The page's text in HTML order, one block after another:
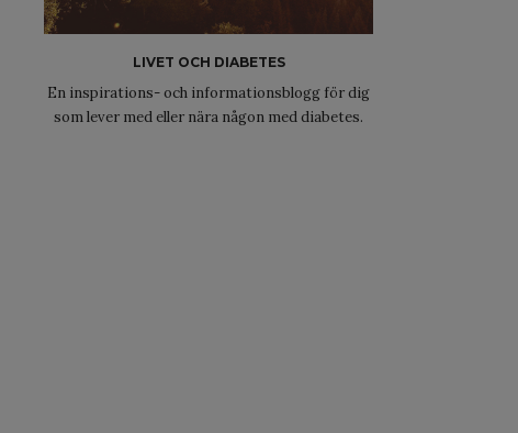
LIVET OCH DIABETES
En inspirations- och informationsblogg för dig
som lever med eller nära någon med diabetes.